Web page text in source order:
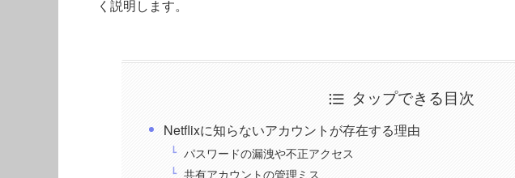
く説明します。
タップできる目次
Netflixに知らないアカウントが存在する理由
パスワードの漏洩や不正アクセス
共有アカウントの管理ミス